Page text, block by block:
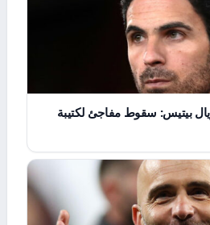
بيتيس: سقوط مفاجئ لكتيبة